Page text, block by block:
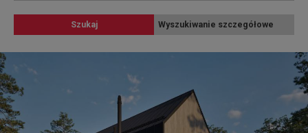
Szukaj Wyszukiwanie szczegółowe